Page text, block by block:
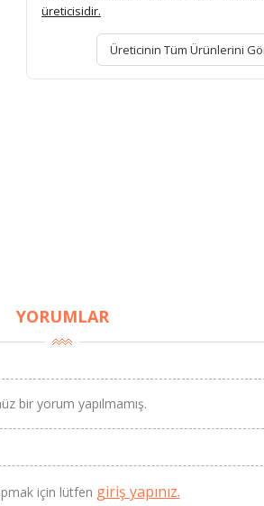
üreticisidir.
Üreticinin Tüm Ürünlerini
YORUMLAR
bir yorum yapılmamış.
için lütfen giriş yapınız.